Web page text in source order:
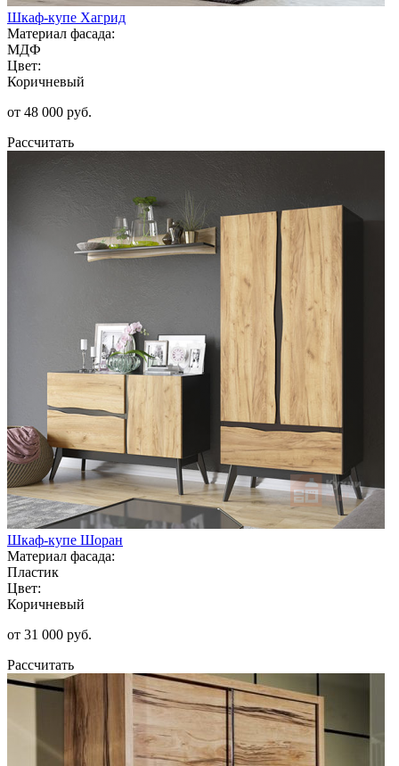
Шкаф-купе Хагрид
Материал фасада:
МДФ
Цвет:
Коричневый
от 48 000 руб.
Рассчитать
Шкаф-купе Шоран
Материал фасада:
Пластик
Цвет:
Коричневый
от 31 000 руб.
Рассчитать